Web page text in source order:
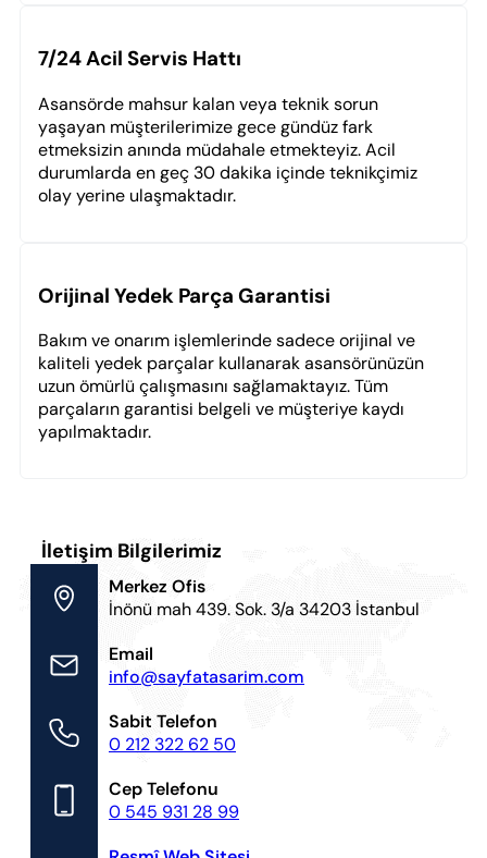
7/24 Acil Servis Hattı
Asansörde mahsur kalan veya teknik sorun
yaşayan müşterilerimize gece gündüz fark
etmeksizin anında müdahale etmekteyiz. Acil
durumlarda en geç 30 dakika içinde teknikçimiz
olay yerine ulaşmaktadır.
Orijinal Yedek Parça Garantisi
Bakım ve onarım işlemlerinde sadece orijinal ve
kaliteli yedek parçalar kullanarak asansörünüzün
uzun ömürlü çalışmasını sağlamaktayız. Tüm
parçaların garantisi belgeli ve müşteriye kaydı
yapılmaktadır.
İletişim Bilgilerimiz
Merkez Ofis
İnönü mah 439. Sok. 3/a 34203 İstanbul
Email
info@sayfatasarim.com
Sabit Telefon
0 212 322 62 50
Cep Telefonu
0 545 931 28 99